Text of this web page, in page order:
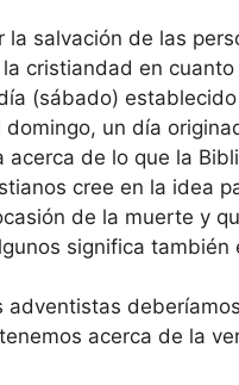
la salvación de las
cristiandad en
(sábado)
un día
acerca de lo que la
cree en la idea
de la muerte y
significa
adventistas
acerca de la